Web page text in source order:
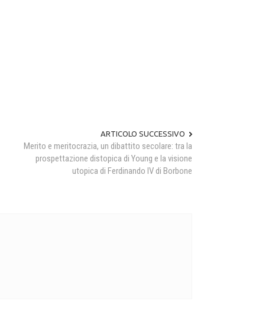
ARTICOLO SUCCESSIVO
Merito e meritocrazia, un dibattito secolare: tra la
prospettazione distopica di Young e la visione
utopica di Ferdinando IV di Borbone